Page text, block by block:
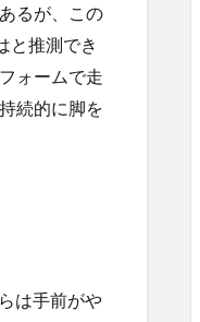
るが、この
と推測でき
ォームで走
続的に脚を
は手前がや